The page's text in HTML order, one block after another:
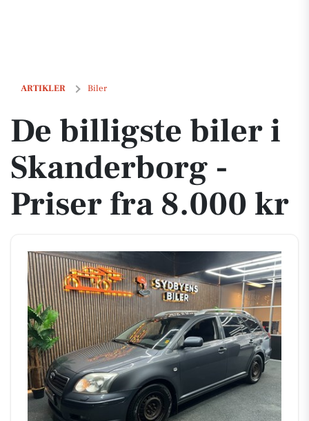
ARTIKLER Biler
De billigste biler i Skanderborg - Priser fra 8.000 kr
De billigste biler i
Skanderborg -
Priser fra 8.000 kr